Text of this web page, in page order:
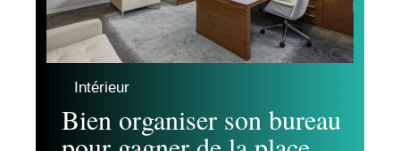
Intérieur
Bien organiser son bureau